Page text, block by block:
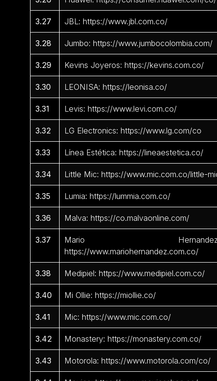
3.27 JBL: https://www.jbl.com.co/
3.28 Jumbo: https://www.jumbocolombia.com/
3.29 Kevins Joyeros: https://kevins.com.co/
3.30 LEONISA: https://leonisa.co/
3.31 Levis: https://www.levi.com.co/
3.32 LG Electronics: https://www.lg.com/co
3.33 Línea Estética: https://lineaestetica.co/
3.34 Little Mic: https://www.mic.com.co/little-
3.35 Lumia: https://lummia.com.co/
3.36 Malva: https://co.malvaonline.com/
3.37
Mario
https://www.mariohernandez.com.co/
3.38 Medipiel: https://www.medipiel.com.co/
3.40 Mi Ollie: https://miollie.co/
3.41 Mic: https://www.mic.com.co/
3.42 Monastery: https://monastery.com.co/
3.43 Motorola: https://www.motorola.com/co/